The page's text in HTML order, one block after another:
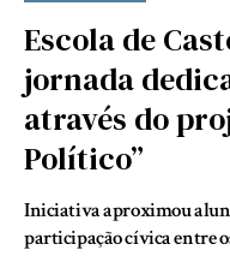
Escola de
jornada
através do
Político”
Iniciativa aproximou
participação cívica entre